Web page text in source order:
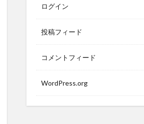
ログイン
投稿フィード
コメントフィード
WordPress.org